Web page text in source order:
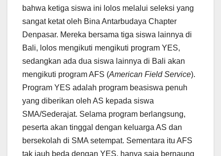
bahwa ketiga siswa ini lolos melalui seleksi yang
sangat ketat oleh Bina Antarbudaya Chapter
Denpasar. Mereka bersama tiga siswa lainnya di
Bali, lolos mengikuti mengikuti program YES,
sedangkan ada dua siswa lainnya di Bali akan
mengikuti program AFS (American Field Service).
Program YES adalah program beasiswa penuh
yang diberikan oleh AS kepada siswa
SMA/Sederajat. Selama program berlangsung,
peserta akan tinggal dengan keluarga AS dan
bersekolah di SMA setempat. Sementara itu AFS
tak jauh beda dengan YES, hanya saja bernaung